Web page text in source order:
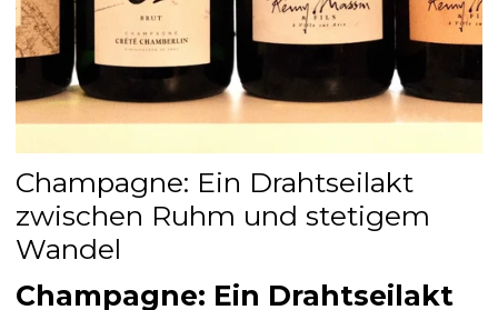
Champagne: Ein Drahtseilakt
zwischen Ruhm und stetigem
Wandel
Champagne: Ein Drahtseilakt